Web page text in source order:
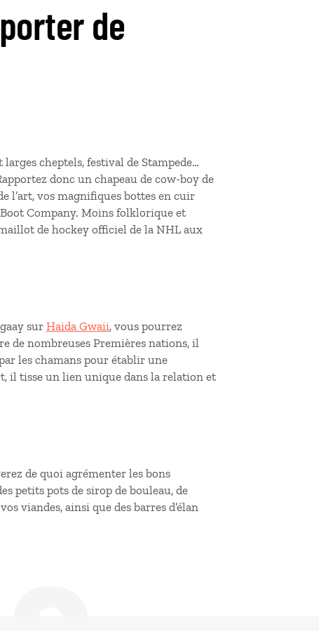
de
cheptels, festival de Stampede…
donc un chapeau de cow-boy de
l’art, vos magnifiques bottes en cuir
Company. Moins folklorique et
de hockey officiel de la NHL aux
sur Haida Gwaii, vous pourrez
de nombreuses Premières nations, il
les chamans pour établir une
il tisse un lien unique dans la relation et
de quoi agrémenter les bons
petits pots de sirop de bouleau, de
viandes, ainsi que des barres d’élan